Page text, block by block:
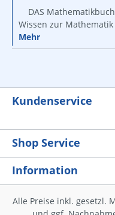
DAS
Wissen zur
Mehr
Kundenservice
Shop Service
Information
Alle Preise inkl. gesetzl.